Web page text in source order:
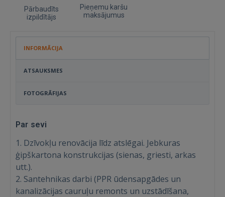
Pārbaudīts
izpildītājs
Pieņemu karšu
maksājumus
INFORMĀCIJA
ATSAUKSMES
FOTOGRĀFIJAS
Par sevi
1. Dzīvokļu renovācija līdz atslēgai. Jebkuras
ģipškartona konstrukcijas (sienas, griesti, arkas
utt.).
2. Santehnikas darbi (PPR ūdensapgādes un
kanalizācijas cauruļu remonts un uzstādīšana,